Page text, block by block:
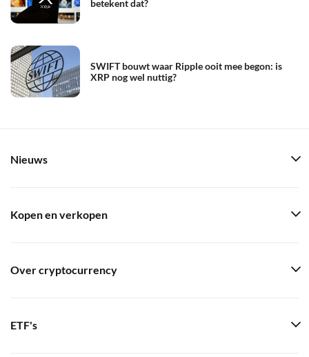
betekent dat?
SWIFT bouwt waar Ripple ooit mee begon: is
XRP nog wel nuttig?
Nieuws
Kopen en verkopen
Over cryptocurrency
ETF's